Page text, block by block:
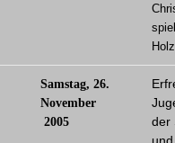
Samstag, 26.
November
2005
der